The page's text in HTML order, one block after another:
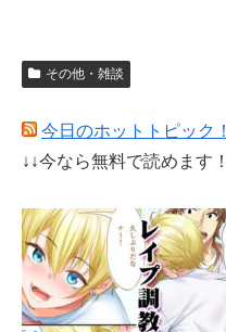
その他・雑談
今日のホットトピック！
↓↓今なら無料で読めます